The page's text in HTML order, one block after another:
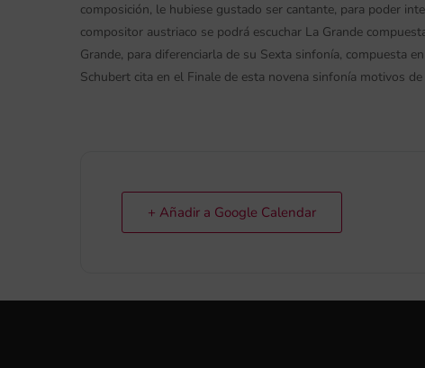
composición, le hubiese gustado ser cantante, para poder
compositor austriaco se podrá escuchar La Grande
Grande, para diferenciarla de su Sexta sinfonía, compuesta
Schubert cita en el Finale de esta novena sinfonía motivos
+ Añadir a Google Calendar